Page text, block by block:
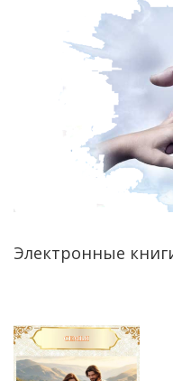
Электронные